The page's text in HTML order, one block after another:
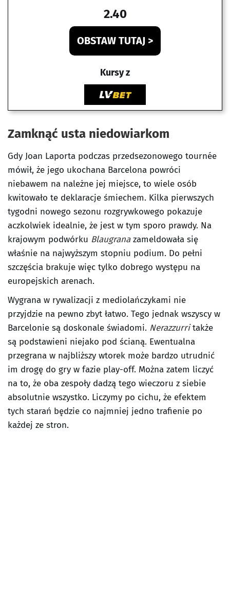
2.40
OBSTAW TUTAJ >
Kursy z
Zamknąć usta niedowiarkom
Gdy Joan Laporta podczas przedsezonowego tournée
mówił, że jego ukochana Barcelona powróci
niebawem na należne jej miejsce, to wiele osób
kwitowało te deklaracje śmiechem. Kilka pierwszych
tygodni nowego sezonu rozgrywkowego pokazuje
aczkolwiek idealnie, że jest w tym sporo prawdy. Na
krajowym podwórku Blaugranazameldowała się
właśnie na najwyższym stopniu podium. Do pełni
szczęścia brakuje więc tylko dobrego występu na
europejskich arenach.
Wygrana w rywalizacji z mediolańczykami nie
przyjdzie na pewno zbyt łatwo. Tego jednak wszyscy w
Barcelonie są doskonale świadomi. Nerazzurritakże
są podstawieni niejako pod ścianą. Ewentualna
przegrana w najbliższy wtorek może bardzo utrudnić
im drogę do gry w fazie play-off. Można zatem liczyć
na to, że oba zespoły dadzą tego wieczoru z siebie
absolutnie wszystko. Liczymy po cichu, że efektem
tych starań będzie co najmniej jedno trafienie po
każdej ze stron.